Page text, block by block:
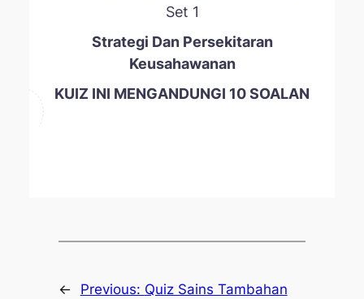
Set 1
Strategi Dan Persekitaran
Keusahawanan
KUIZ INI MENGANDUNGI 10 SOALAN
← Previous: Quiz Sains Tambahan